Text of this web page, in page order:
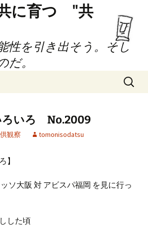
に育つ "共
性を引き出そう。そし
だ。
検
索:
ろいろ No.2009
観察 tomonisodatsu
】
ソ大阪 対 アビスパ福岡 を見に行っ
した頃